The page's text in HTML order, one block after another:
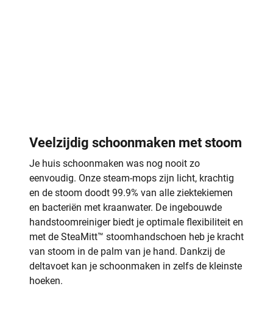
Veelzijdig schoonmaken met stoom
Je huis schoonmaken was nog nooit zo
eenvoudig. Onze steam-mops zijn licht, krachtig
en de stoom doodt 99.9% van alle ziektekiemen
en bacteriën met kraanwater. De ingebouwde
handstoomreiniger biedt je optimale flexibiliteit en
met de SteaMitt™ stoomhandschoen heb je kracht
van stoom in de palm van je hand. Dankzij de
deltavoet kan je schoonmaken in zelfs de kleinste
hoeken.